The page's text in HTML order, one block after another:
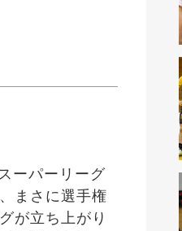
ーパーリーグ
まさに選手権
が立ち上がり